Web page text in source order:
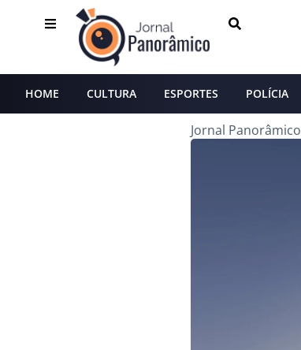
HOME CULTURA ESPORTES POLÍCIA
Jornal Panorâmico